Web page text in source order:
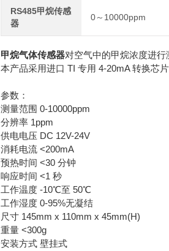
RS485甲烷传感
器
0～10000ppm
甲烷气体传感器对空气中的甲烷浓度进行
本产品采用进口 TI 专用 4-20mA 转换芯
参数：
测量范围 0-10000ppm
分辨率 1ppm
供电电压 DC 12V-24V
消耗电流 <200mA
预热时间 <30 分钟
响应时间 <1 秒
工作温度 -10℃至 50℃
工作湿度 0-95%无凝结
尺寸 145mm x 110mm x 45mm(H)
重量 <300g
安装方式 壁挂式